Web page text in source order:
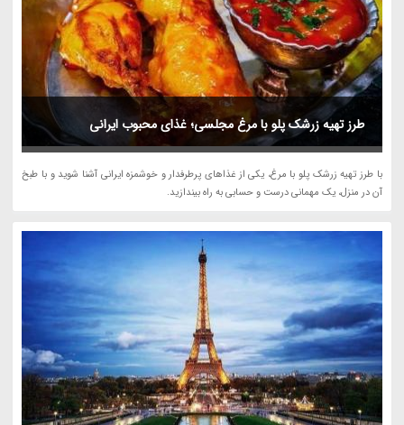
طرز تهیه زرشک پلو با مرغ مجلسی؛ غذای محبوب ایرانی
با طرز تهیه زرشک پلو با مرغ، یکی از غذاهای پرطرفدار و خوشمزه ایرانی آشنا شوید و با طبخ
آن در منزل، یک مهمانی درست و حسابی به راه بیندازید.